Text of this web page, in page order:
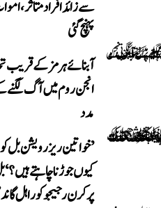
پہنچ گئی
آبنائے ہرمز کے قریب
انجن روم میں آگ لگنے
مدد
’خواتین ریزرویشن بل
کیوں جوڑنا چاہتے
پر کرن رجیجو کو راہل